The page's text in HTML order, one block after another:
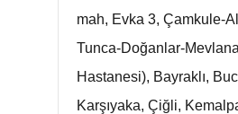
mah, Evka 3, Çamkule-
Tunca-Doğanlar-
Hastanesi), Bayraklı,
Karşıyaka, Çiğli,